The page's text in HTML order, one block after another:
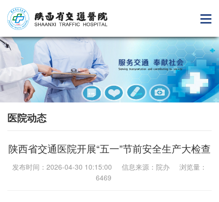
医院动态
陕西省交通医院开展“五一”节前安全生产大检查
发布时间：2026-04-30 10:15:00 信息来源：院办 浏览量：
6469